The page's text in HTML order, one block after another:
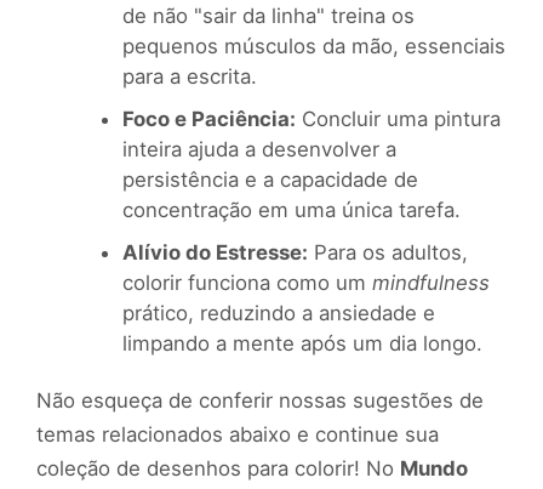
de não "sair da linha" treina os
pequenos músculos da mão, essenciais
para a escrita.
Foco e Paciência: Concluir uma pintura
inteira ajuda a desenvolver a
persistência e a capacidade de
concentração em uma única tarefa.
Alívio do Estresse: Para os adultos,
colorir funciona como um mindfulness
prático, reduzindo a ansiedade e
limpando a mente após um dia longo.
Não esqueça de conferir nossas sugestões de
temas relacionados abaixo e continue sua
coleção de desenhos para colorir! No Mundo